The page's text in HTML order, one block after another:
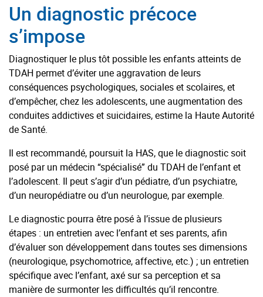
Un diagnostic précoce
s’impose
Diagnostiquer le plus tôt possible les enfants atteints de
TDAH permet d’éviter une aggravation de leurs
conséquences psychologiques, sociales et scolaires, et
d’empêcher, chez les adolescents, une augmentation des
conduites addictives et suicidaires, estime la Haute Autorité
de Santé.
Il est recommandé, poursuit la HAS, que le diagnostic soit
posé par un médecin “spécialisé” du TDAH de l’enfant et
l’adolescent. Il peut s’agir d’un pédiatre, d’un psychiatre,
d’un neuropédiatre ou d’un neurologue, par exemple.
Le diagnostic pourra être posé à l’issue de plusieurs
étapes : un entretien avec l’enfant et ses parents, afin
d’évaluer son développement dans toutes ses dimensions
(neurologique, psychomotrice, affective, etc.) ; un entretien
spécifique avec l’enfant, axé sur sa perception et sa
manière de surmonter les difficultés qu’il rencontre.